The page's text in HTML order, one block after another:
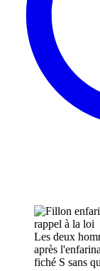
Les deux
après
fiché S sans